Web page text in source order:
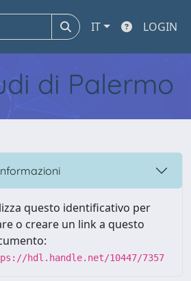
IT LOGIN
di Palermo
questo identificativo per
o creare un link a questo
hdl.handle.net/10447/7357